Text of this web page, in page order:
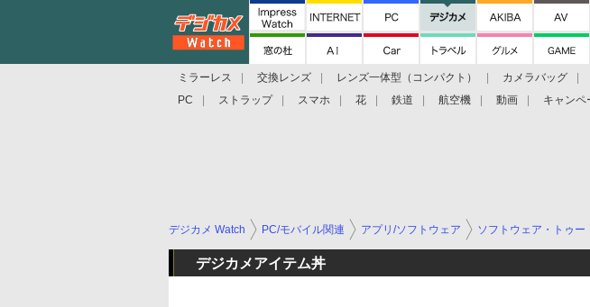
ミラーレス 交換レンズ レンズ一体型（コンパクト） カメラバッグ
PC
ストラップ スマホ 花 鉄道 航空機 動画 キャンペ
デジカメ Watch PC/モバイル関連 アプリ/ソフトウェア ソフトウェア・トゥー
デジカメアイテム丼